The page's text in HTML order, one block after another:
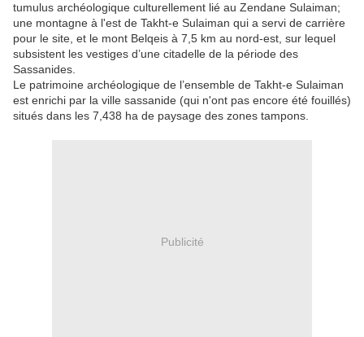
tumulus archéologique culturellement lié au Zendane Sulaiman;
une montagne à l'est de Takht-e Sulaiman qui a servi de carrière
pour le site, et le mont Belqeis à 7,5 km au nord-est, sur lequel
subsistent les vestiges d’une citadelle de la période des
Sassanides.
Le patrimoine archéologique de l’ensemble de Takht-e Sulaiman
est enrichi par la ville sassanide (qui n'ont pas encore été fouillés)
situés dans les 7,438 ha de paysage des zones tampons.
Publicité